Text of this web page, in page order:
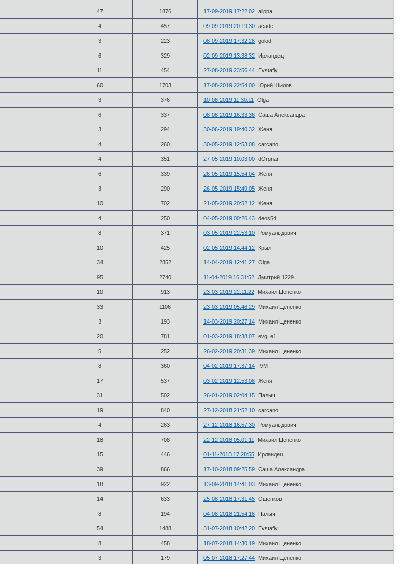
47 1876 17-09-2019 17:22:02 alippa
4 457 09-09-2019 20:19:30 acade
3 223 08-09-2019 17:32:28 golod
6 329 02-09-2019 13:38:32 Ирландец
11 454 27-08-2019 23:56:44 Evstafiy
60 1703 17-08-2019 22:54:00 Юрий Шилов
3 376 10-08-2019 11:30:11 Olga
6 337 08-08-2019 16:33:36 Саша Александра
3 294 30-06-2019 19:40:32 Женя
4 260 30-05-2019 12:53:08 carcano
4 351 27-05-2019 10:03:00 dOrgnar
6 339 26-05-2019 15:54:04 Женя
3 290 26-05-2019 15:49:05 Женя
10 702 21-05-2019 20:52:12 Женя
4 250 04-05-2019 00:26:43 deos54
8 371 03-05-2019 22:53:10 Ромуальдович
10 425 02-05-2019 14:44:12 Крыл
34 2852 14-04-2019 12:41:27 Olga
95 2740 11-04-2019 16:31:52 Дмитрий 1229
10 913 23-03-2019 22:11:22 Михаил Цененко
33 1106 23-03-2019 05:46:29 Михаил Цененко
3 193 14-03-2019 20:27:14 Михаил Цененко
20 781 01-03-2019 18:38:07 evg_e1
5 252 26-02-2019 20:31:39 Михаил Цененко
8 360 04-02-2019 17:37:14 IVM
17 537 03-02-2019 12:53:06 Женя
31 502 26-01-2019 02:04:15 Палыч
19 840 27-12-2018 21:52:10 carcano
4 263 27-12-2018 16:57:30 Ромуальдович
18 708 22-12-2018 05:01:11 Михаил Цененко
15 446 01-11-2018 17:28:55 Ирландец
39 866 17-10-2018 09:25:59 Саша Александра
18 922 13-09-2018 14:41:03 Михаил Цененко
14 633 25-08-2018 17:31:45 Ощепков
8 194 04-08-2018 21:54:16 Палыч
54 1488 31-07-2018 10:42:20 Evstafiy
8 458 18-07-2018 14:30:19 Михаил Цененко
3 179 05-07-2018 17:27:44 Михаил Цененко